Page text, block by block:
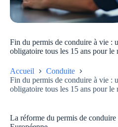
Fin du permis de conduire à vie :
obligatoire tous les 15 ans pour le
Accueil
Conduite
Fin du permis de conduire à vie :
obligatoire tous les 15 ans pour le
La réforme du permis de conduire